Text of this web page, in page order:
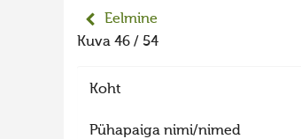
Eelmine
Kuva 46 / 54
Koht
Pühapaiga nimi/nimed